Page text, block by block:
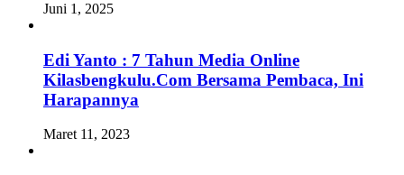
Juni 1, 2025
Edi Yanto : 7 Tahun Media Online
Kilasbengkulu.Com Bersama Pembaca, Ini
Harapannya
Maret 11, 2023